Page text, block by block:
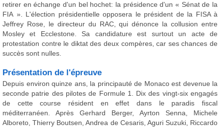
retirer en échange d'un bel hochet: la présidence d'un « Sénat de la
FIA ». L'élection présidentielle opposera le président de la FISA à
Jeffrey Rose, le directeur du RAC, qui dénonce la collusion entre
Mosley et Ecclestone. Sa candidature est surtout un acte de
protestation contre le diktat des deux compères, car ses chances de
succès sont nulles.
Présentation de l'épreuve
Depuis environ quinze ans, la principauté de Monaco est devenue la
seconde patrie des pilotes de Formule 1. Dix des vingt-six engagés
de cette course résident en effet dans le paradis fiscal
méditerranéen. Après Gerhard Berger, Ayrton Senna, Michele
Alboreto, Thierry Boutsen, Andrea de Cesaris, Aguri Suzuki, Riccardo